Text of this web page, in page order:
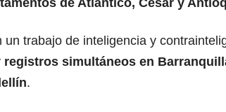
trabajo de inteligencia y
simultáneos en
.